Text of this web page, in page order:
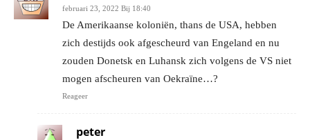
februari 23, 2022 Bij 18:40
De Amerikaanse koloniën, thans de USA, hebben
zich destijds ook afgescheurd van Engeland en nu
zouden Donetsk en Luhansk zich volgens de VS niet
mogen afscheuren van Oekraïne…?
Reageer
peter